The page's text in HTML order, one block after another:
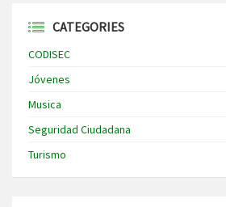
CATEGORIES
CODISEC
Jóvenes
Musica
Seguridad Ciudadana
Turismo